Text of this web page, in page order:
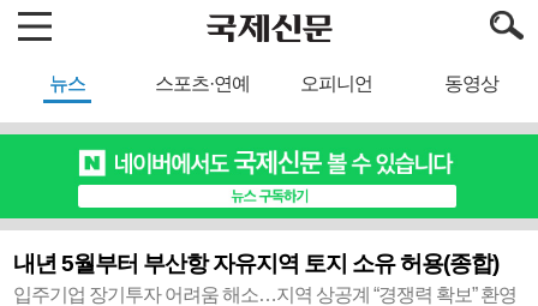
뉴스 스포츠·연예 오피니언 동영상
내년 5월부터 부산항 자유지역 토지 소유 허용(종합)
입주기업 장기투자 어려움 해소…지역 상공계 “경쟁력 확보” 환영